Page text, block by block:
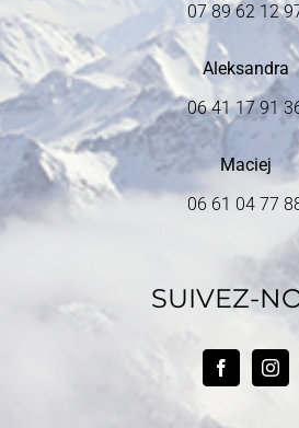
07 89 62 12
Aleksandra
06 41 17 91
Maciej
06 61 04 77
SUIVEZ-